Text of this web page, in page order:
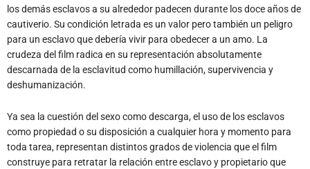
los demás esclavos a su alrededor padecen durante los doce años de
cautiverio. Su condición letrada es un valor pero también un peligro
para un esclavo que debería vivir para obedecer a un amo. La
crudeza del film radica en su representación absolutamente
descarnada de la esclavitud como humillación, supervivencia y
deshumanización.
Ya sea la cuestión del sexo como descarga, el uso de los esclavos
como propiedad o su disposición a cualquier hora y momento para
toda tarea, representan distintos grados de violencia que el film
construye para retratar la relación entre esclavo y propietario que